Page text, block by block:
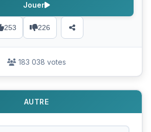
253 226
Jouer
183 038 votes
AUTRE